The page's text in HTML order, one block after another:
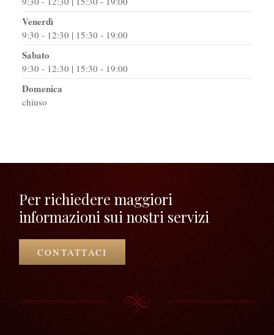
Venerdì
9:30 - 12:30 | 15:30 - 19:00
Sabato
9:30 - 12:30 | 15:30 - 19:00
Domenica
chiuso
Per richiedere maggiori
informazioni sui nostri servizi
CONTATTACI